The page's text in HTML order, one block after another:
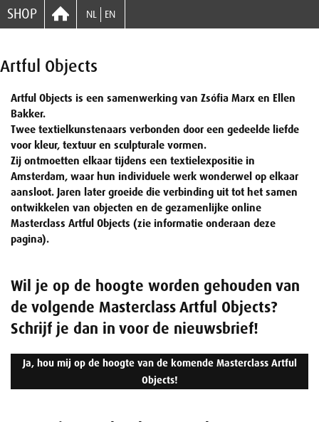
SHOP NL EN
Artful Objects
Artful Objects is een samenwerking van Zsófia Marx en Ellen
Bakker.
Twee textielkunstenaars verbonden door een gedeelde liefde
voor kleur, textuur en sculpturale vormen.
Zij ontmoetten elkaar tijdens een textielexpositie in
Amsterdam, waar hun individuele werk wonderwel op elkaar
aansloot. Jaren later groeide die verbinding uit tot het samen
ontwikkelen van objecten en de gezamenlijke online
Masterclass Artful Objects (zie informatie onderaan deze
pagina).
Wil je op de hoogte worden gehouden van
de volgende Masterclass Artful Objects?
Schrijf je dan in voor de nieuwsbrief!
Ja, hou mij op de hoogte van de komende Masterclass Artful
Objects!